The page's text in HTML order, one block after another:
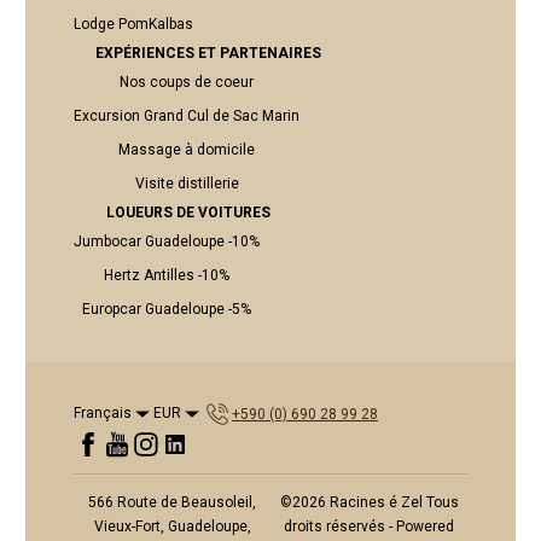
Lodge PomKalbas
EXPÉRIENCES ET PARTENAIRES
Nos coups de coeur
Excursion Grand Cul de Sac Marin
Massage à domicile
Visite distillerie
LOUEURS DE VOITURES
Jumbocar Guadeloupe -10%
Hertz Antilles -10%
Europcar Guadeloupe -5%
Français EUR +590 (0) 690 28 99 28
566 Route de Beausoleil,
Vieux-Fort, Guadeloupe,
©2026 Racines é Zel Tous
droits réservés - Powered